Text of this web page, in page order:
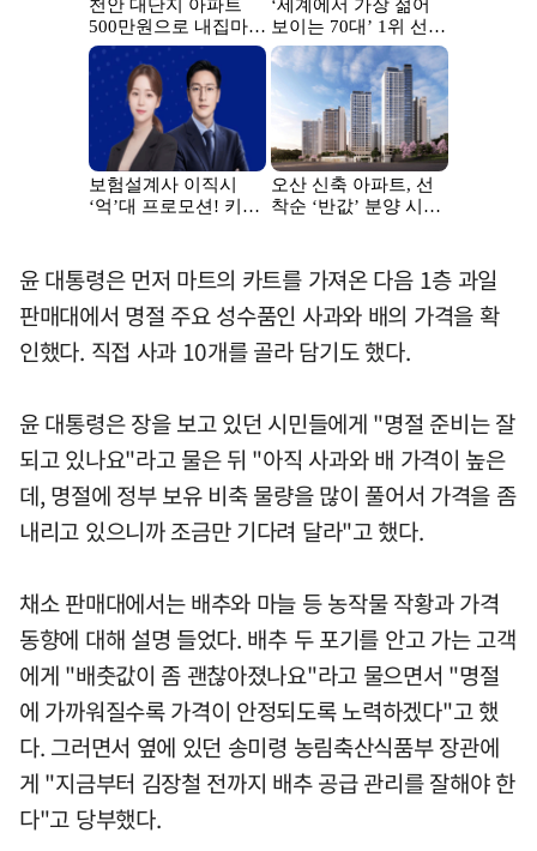
윤 대통령은 먼저 마트의 카트를 가져온 다음 1층 과일
판매대에서 명절 주요 성수품인 사과와 배의 가격을 확
인했다. 직접 사과 10개를 골라 담기도 했다.
윤 대통령은 장을 보고 있던 시민들에게 "명절 준비는 잘
되고 있나요"라고 물은 뒤 "아직 사과와 배 가격이 높은
데, 명절에 정부 보유 비축 물량을 많이 풀어서 가격을 좀
내리고 있으니까 조금만 기다려 달라"고 했다.
채소 판매대에서는 배추와 마늘 등 농작물 작황과 가격
동향에 대해 설명 들었다. 배추 두 포기를 안고 가는 고객
에게 "배춧값이 좀 괜찮아졌나요"라고 물으면서 "명절
에 가까워질수록 가격이 안정되도록 노력하겠다"고 했
다. 그러면서 옆에 있던 송미령 농림축산식품부 장관에
게 "지금부터 김장철 전까지 배추 공급 관리를 잘해야 한
다"고 당부했다.